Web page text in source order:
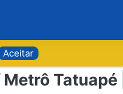
Aceitar
Tatuapé |